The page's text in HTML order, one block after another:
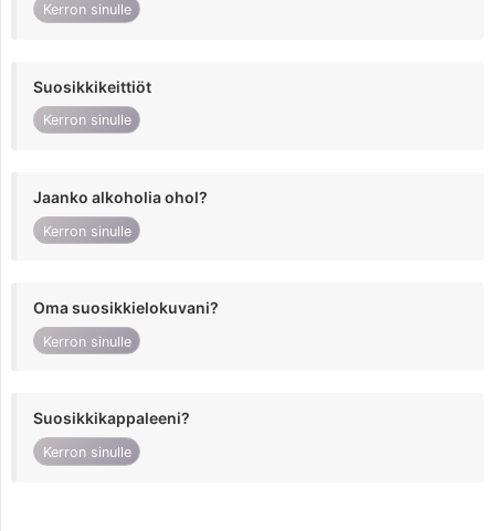
Kerron sinulle
Suosikkikeittiöt
Kerron sinulle
Jaanko alkoholia ohol?
Kerron sinulle
Oma suosikkielokuvani?
Kerron sinulle
Suosikkikappaleeni?
Kerron sinulle